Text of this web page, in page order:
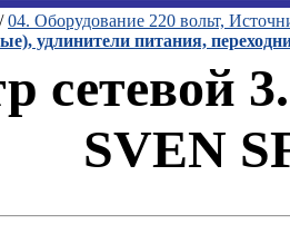
/04. Оборудование 220 вольт,
удлинители питания,
сетевой
SVEN